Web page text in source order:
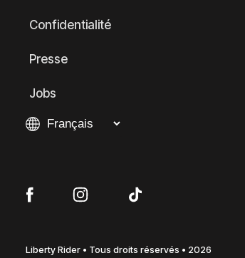
Confidentialité
Presse
Jobs
Liberty Rider • Tous droits réservés • 2026